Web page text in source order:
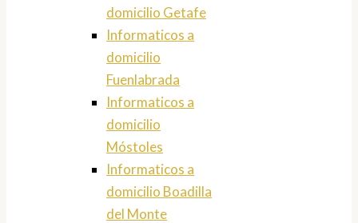
domicilio Getafe
Informaticos a
domicilio
Fuenlabrada
Informaticos a
domicilio
Móstoles
Informaticos a
domicilio Boadilla
del Monte